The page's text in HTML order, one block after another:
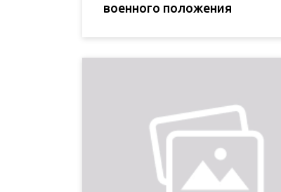
военного положения